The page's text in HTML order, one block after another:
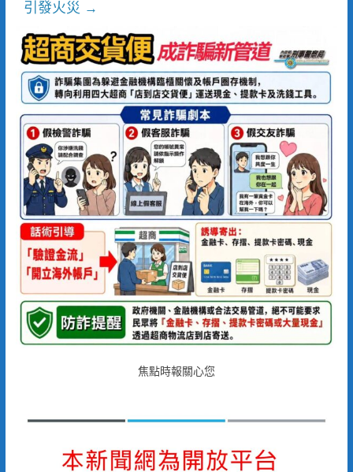
引發火災 →
焦點時報關心您